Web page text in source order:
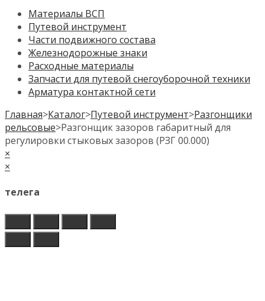
Материалы ВСП
Путевой инструмент
Части подвижного состава
Железнодорожные знаки
Расходные материалы
Запчасти для путевой снегоуборочной техники
Арматура контактной сети
Главная>Каталог>Путевой инструмент>Разгонщики
рельсовые>Разгонщик зазоров габаритный для
регулировки стыковых зазоров (РЗГ 00.000)
×
×
телега